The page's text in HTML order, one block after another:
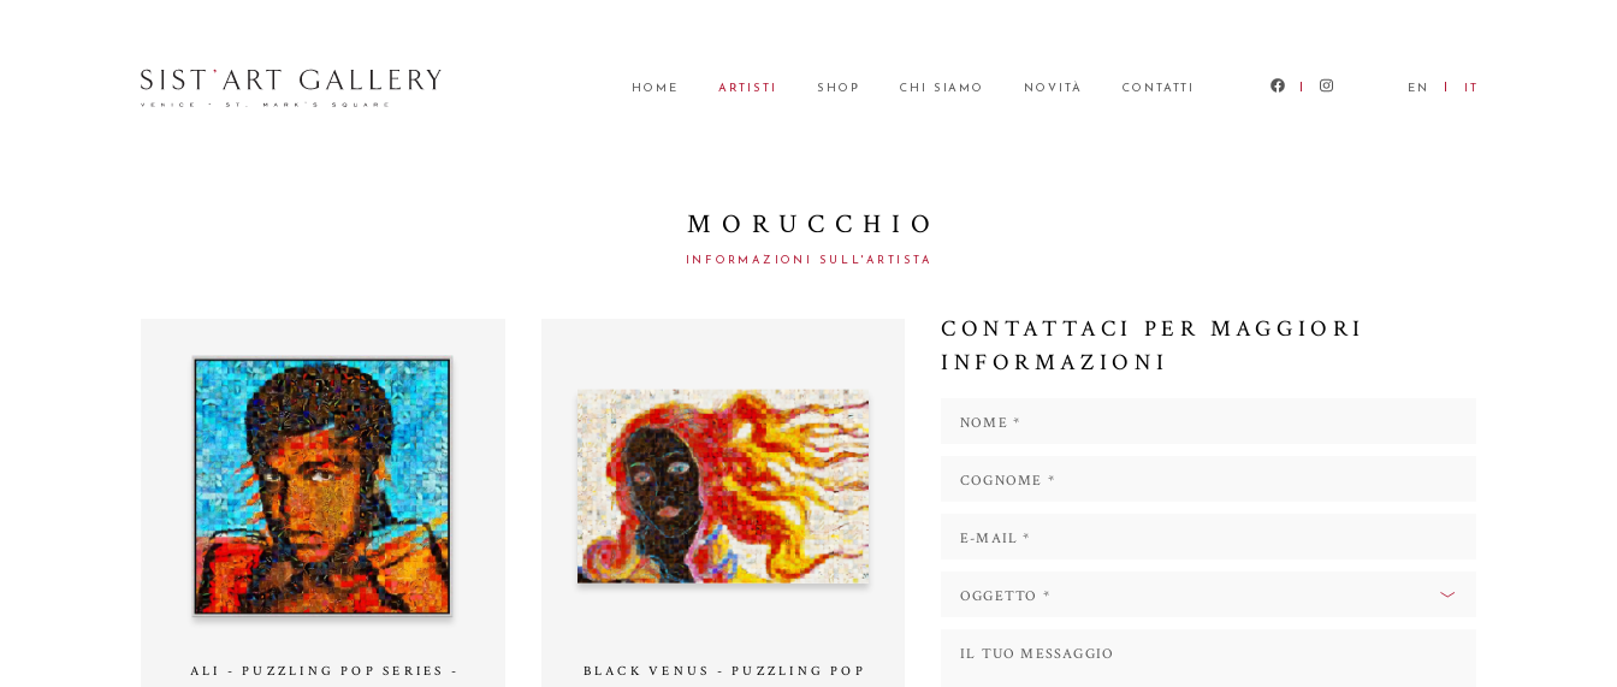
HOME ARTISTI SHOP CHI SIAMO NOVITÀ CONTATTI EN IT
MORUCCHIO
INFORMAZIONI SULL'ARTISTA
ALI - PUZZLING POP SERIES -
BLACK VENUS - PUZZLING POP
CONTATTACI PER MAGGIORI
INFORMAZIONI